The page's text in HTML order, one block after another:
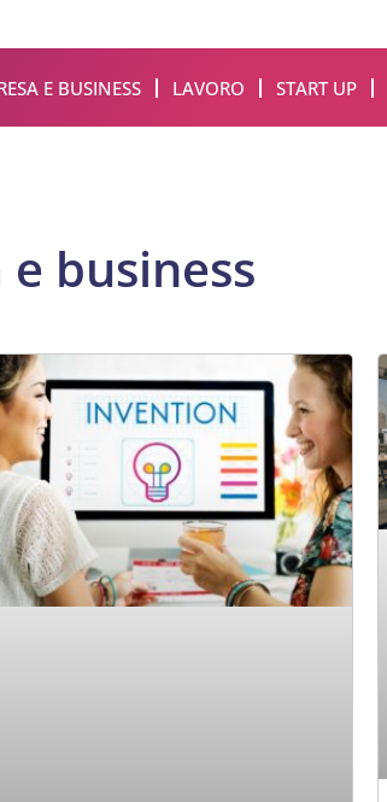
E BUSINESS LAVORO START UP
business